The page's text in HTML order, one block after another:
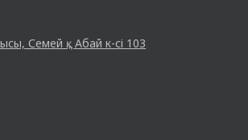
Семей қ., Абай к-сі 103